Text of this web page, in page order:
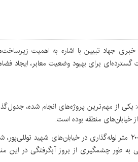
جهاد تبیین با اشاره به اهمیت
گسترده‌ای برای بهبود وضعیت معابر، ایجاد
شهرداری منطقه ۴ کرج بیان داشت: یکی از مهم‌ترین پروژه‌های انجام شده،
وی افزود: جمع‌آوری و هدایت آب‌های سطحی از طریق هزار و ۲۰۰ متر لوله‌گذاری در خیابان‌های شهید
اخترآباد) و حفر ۱۳ حلقه چاه جذبی به طور چشمگیری از بروز آبگرفتگی در